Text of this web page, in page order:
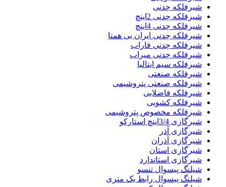
شیرفلکه چدنی
شیرفلکه چدنی 2اینچ
شیرفلکه چدنی 4اینچ
شیرفلکه چدنی ایران بی همتا
شیرفلکه چدنی فاراب
شیرفلکه چدنی میراب
شیرفلکه سیم ایتالیا
شیرفلکه صنعتی
شیرفلکه صنعتی پتروشیمی
شیرفلکه فاضلابی
شیرفلکه کشویی
شیرفلکه مخصوص پتروشیمی
شیرگازی 3/4اینچ استارکو
شیرگازی آذر
شیرگازی آذران
شیرگازی استان
شیرگازی استاندارد
شیلنگ پیسوال تنسو
شیلنگ پیسوال رابط یک متری